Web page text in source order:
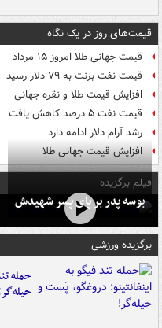
قیمت‌های روز در یک نگاه
قیمت جهانی طلا امروز ۱۵ مرداد
قیمت نفت برنت به ۷۹ دلار رسید
افزایش قیمت طلا و نقره جهانی
قیمت نفت ۵ درصد کاهش یافت
رشد آرام دلار ادامه دارد
افزایش قیمت جهانی طلا
فیلم برگزیده
بوسه‌ پدر بر پای پسر شهیدش
برگزیده ورزشی
حمله